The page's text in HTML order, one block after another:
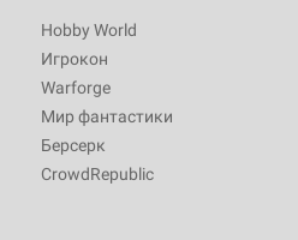
Hobby World
Игрокон
Warforge
Мир фантастики
Берсерк
CrowdRepublic